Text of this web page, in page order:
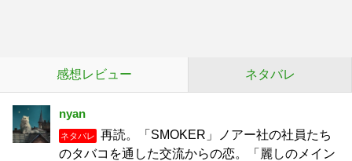
感想レビュー ネタバレ
nyan
ネタバレ
再読。「SMOKER」ノアー社の社員たち
のタバコを通した交流からの恋。「麗しのメイン